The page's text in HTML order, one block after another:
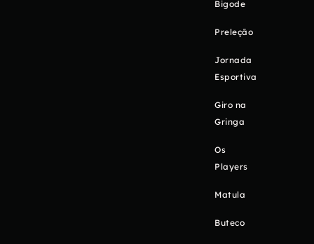
Bigode
Preleção
Jornada
Esportiva
Giro na
Gringa
Os
Players
Matula
Buteco